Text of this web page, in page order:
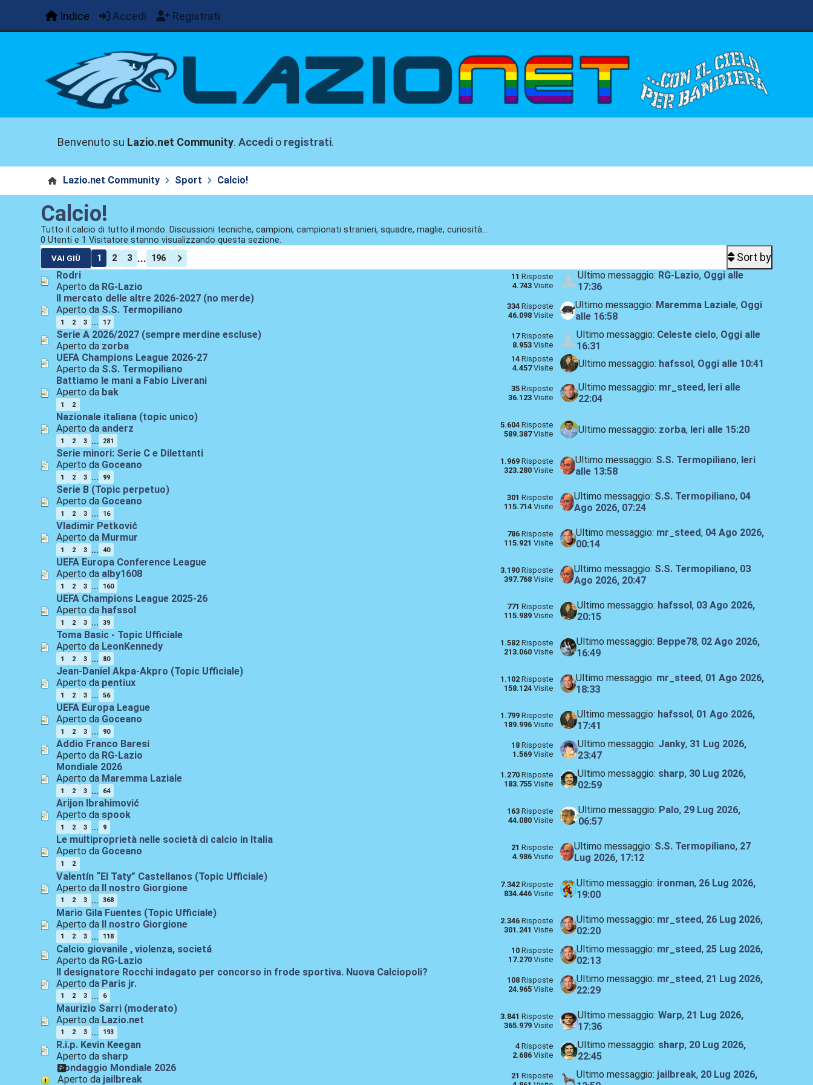
Indice Accedi Registrati
Benvenuto su Lazio.net Community.Accedi o registrati.
Lazio.net Community Sport Calcio!
Calcio!
Tutto il calcio di tutto il mondo. Discussioni tecniche, campioni, campionati stranieri, squadre, maglie, curiosità...
0 Utenti e 1 Visitatore stanno visualizzando questa sezione.
VAI GIÙ 1 2 3 ... 196 Sort by
Rodri
Aperto da RG-Lazio
11 Risposte
4.743Visite
Ultimo messaggio: RG-Lazio, Oggi alle
17:36
Il mercato delle altre 2026-2027 (no merde)
Aperto da S.S. Termopiliano
1 2 3 ... 17
334Risposte
46.098Visite
Ultimo messaggio: Maremma Laziale, Oggi
alle 16:58
Serie A 2026/2027 (sempre merdine escluse)
Aperto da zorba
17Risposte
8.953Visite
Ultimo messaggio: Celeste cielo, Oggialle
16:31
UEFA Champions League 2026-27
Aperto da S.S. Termopiliano
14Risposte
4.457Visite Ultimo messaggio: hafssol, Oggialle 10:41
Battiamo le mani a Fabio Liverani
Aperto da bak
1 2
35Risposte
36.123Visite
Ultimo messaggio: mr_steed, Ierialle
22:04
Nazionale italiana (topic unico)
Aperto da anderz
1 2 3 ... 281
5.604Risposte
589.387Visite Ultimo messaggio: zorba, Ierialle 15:20
Serie minori: Serie C e Dilettanti
Aperto da Goceano
1 2 3 ... 99
1.969Risposte
323.280Visite
Ultimo messaggio: S.S. Termopiliano, Ieri
alle 13:58
Serie B (Topic perpetuo)
Aperto da Goceano
1 2 3 ... 16
301 Risposte
115.714Visite
Ultimo messaggio: S.S. Termopiliano, 04
Ago 2026, 07:24
Vladimir Petković
Aperto da Murmur
1 2 3 ... 40
786Risposte
115.921 Visite
Ultimo messaggio: mr_steed, 04 Ago 2026,
00:14
UEFA Europa Conference League
Aperto da alby1608
1 2 3 ... 160
3.190Risposte
397.768Visite
Ultimo messaggio: S.S. Termopiliano, 03
Ago 2026, 20:47
UEFA Champions League 2025-26
Aperto da hafssol
1 2 3 ... 39
771 Risposte
115.989Visite
Ultimo messaggio: hafssol , 03 Ago 2026,
20:15
Toma Basic - Topic Ufficiale
Aperto da LeonKennedy
1 2 3 ... 80
1.582Risposte
213.060Visite
Ultimo messaggio: Beppe78, 02 Ago 2026,
16:49
Jean-Daniel Akpa-Akpro (Topic Ufficiale)
Aperto da pentiux
1 2 3 ... 56
1.102Risposte
158.124Visite
Ultimo messaggio: mr_steed, 01 Ago 2026,
18:33
UEFA Europa League
Aperto da Goceano
1 2 3 ... 90
1.799Risposte
189.996Visite
Ultimo messaggio: hafssol , 01 Ago 2026,
17:41
Addio Franco Baresi
Aperto da RG-Lazio
18Risposte
1.569Visite
Ultimo messaggio: Janky, 31 Lug 2026,
23:47
Mondiale 2026
Aperto da Maremma Laziale
1 2 3 ... 64
1.270Risposte
183.755Visite
Ultimo messaggio: sharp, 30 Lug 2026,
02:59
Arijon Ibrahimović
Aperto da spook
1 2 3 ... 9
163Risposte
44.080Visite
Ultimo messaggio: Palo, 29 Lug 2026,
06:57
Le multiproprietà nelle società di calcio in Italia
Aperto da Goceano
1 2
21 Risposte
4.986Visite
Ultimo messaggio: S.S. Termopiliano, 27
Lug 2026, 17:12
Valentín “El Taty” Castellanos (Topic Ufficiale)
Aperto da Il nostro Giorgione
1 2 3 ... 368
7.342Risposte
834.446Visite
Ultimo messaggio: ironman, 26 Lug 2026,
19:00
Mario Gila Fuentes (Topic Ufficiale)
Aperto da Il nostro Giorgione
1 2 3 ... 118
2.346Risposte
301.241 Visite
Ultimo messaggio: mr_steed, 26 Lug 2026,
02:20
Calcio giovanile , violenza, societá
Aperto da RG-Lazio
10Risposte
17.270Visite
Ultimo messaggio: mr_steed, 25 Lug 2026,
02:13
Il designatore Rocchi indagato per concorso in frode sportiva. Nuova Calciopoli?
Aperto da Paris jr.
1 2 3 ... 6
108Risposte
24.965Visite
Ultimo messaggio: mr_steed, 21 Lug 2026,
22:29
Maurizio Sarri (moderato)
Aperto da Lazio.net
1 2 3 ... 193
3.841 Risposte
365.979Visite
Ultimo messaggio:Warp, 21 Lug 2026,
17:36
R.i.p. Kevin Keegan
Aperto da sharp
4Risposte
2.686Visite
Ultimo messaggio: sharp, 20 Lug 2026,
22:45
Sondaggio Mondiale 2026
Aperto da jailbreak 21 Risposte
Ultimo messaggio: jailbreak, 20 Lug 2026,